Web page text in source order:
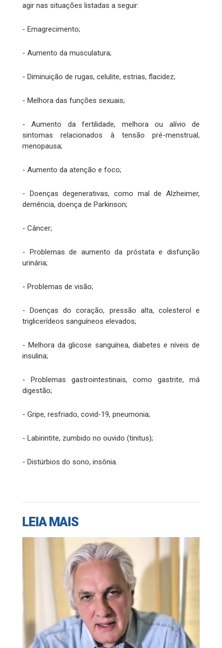
agir nas situações listadas a seguir:
- Emagrecimento;
- Aumento da musculatura;
- Diminuição de rugas, celulite, estrias, flacidez;
- Melhora das funções sexuais;
- Aumento da fertilidade, melhora ou alívio de
sintomas relacionados à tensão pré-menstrual,
menopausa;
- Aumento da atenção e foco;
- Doenças degenerativas, como mal de Alzheimer,
demência, doença de Parkinson;
- Câncer;
- Problemas de aumento da próstata e disfunção
urinária;
- Problemas de visão;
- Doenças do coração, pressão alta, colesterol e
triglicerídeos sanguíneos elevados;
- Melhora da glicose sanguínea, diabetes e níveis de
insulina;
- Problemas gastrointestinais, como gastrite, má
digestão;
- Gripe, resfriado, covid-19, pneumonia;
- Labirintite, zumbido no ouvido (tinitus);
- Distúrbios do sono, insônia.
LEIA MAIS